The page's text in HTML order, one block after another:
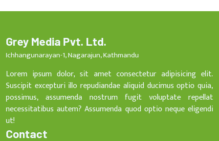
Grey Media Pvt. Ltd.
Ichhangunarayan-1, Nagarajun, Kathmandu
Lorem ipsum dolor, sit amet consectetur adipisicing elit.
Suscipit excepturi illo repudiandae aliquid ducimus optio quia,
possimus, assumenda nostrum fugit voluptate repellat
necessitatibus autem? Assumenda quod optio neque eligendi
ut!
Contact